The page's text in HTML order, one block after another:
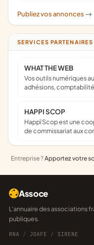
Publiez vos annonces ->
SERVICES PARTENAIRES
WHAT THE WEB
Vos outils numériques au service de votre mission : site web,
adhésions,
HAPPI SCOP
Happï Scop est une coopérative d’expertise comptable &
de commissariat aux
Entreprise ?Apportez votre
Assoce
L'annuaire des associations françaises, construit sur les données
publiques.
RNA / JOAFE / SIRENE